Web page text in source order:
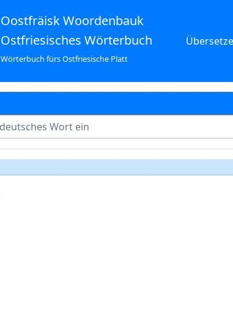
Oostfräisk Woordenbauk
Ostfriesisches Wörterbuch
Wörterbuch fürs Ostfriesische Platt